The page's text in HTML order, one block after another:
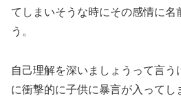
てしまいそうな時にその感情に名
う。
自己理解を深いましょうって言
に衝撃的に子供に暴言が入ってし